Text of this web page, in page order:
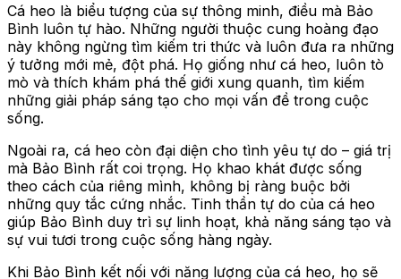
Cá heo là biểu tượng của sự thông minh, điều mà Bảo
Bình luôn tự hào. Những người thuộc cung hoàng đạo
này không ngừng tìm kiếm tri thức và luôn đưa ra những
ý tưởng mới mẻ, đột phá. Họ giống như cá heo, luôn tò
mò và thích khám phá thế giới xung quanh, tìm kiếm
những giải pháp sáng tạo cho mọi vấn đề trong cuộc
sống.
Ngoài ra, cá heo còn đại diện cho tình yêu tự do – giá trị
mà Bảo Bình rất coi trọng. Họ khao khát được sống
theo cách của riêng mình, không bị ràng buộc bởi
những quy tắc cứng nhắc. Tinh thần tự do của cá heo
giúp Bảo Bình duy trì sự linh hoạt, khả năng sáng tạo và
sự vui tươi trong cuộc sống hàng ngày.
Khi Bảo Bình kết nối với năng lượng của cá heo, họ sẽ